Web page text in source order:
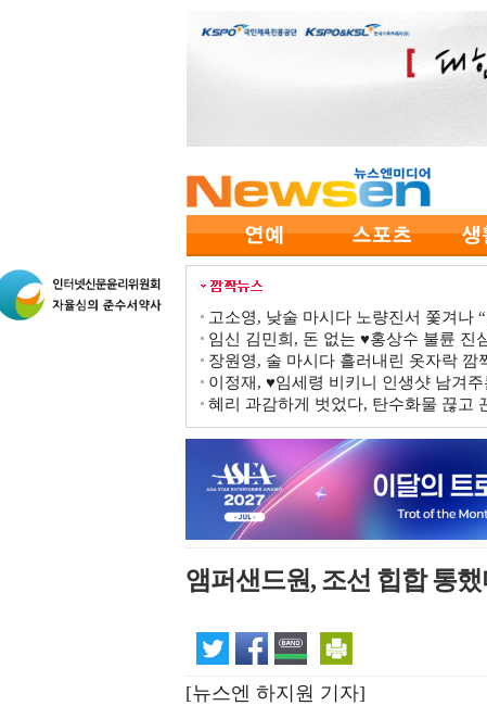
고소영, 낮술 마시다 노량진서 쫓겨나
임신 김민희, 돈 없는 ♥홍상수 불륜
장원영, 술 마시다 흘러내린 옷자락
이정재, ♥임세령 비키니 인생샷 남겨
혜리 과감하게 벗었다, 탄수화물 끊고
앰퍼샌드원, 조선 힙합 통
[뉴스엔 하지원 기자]